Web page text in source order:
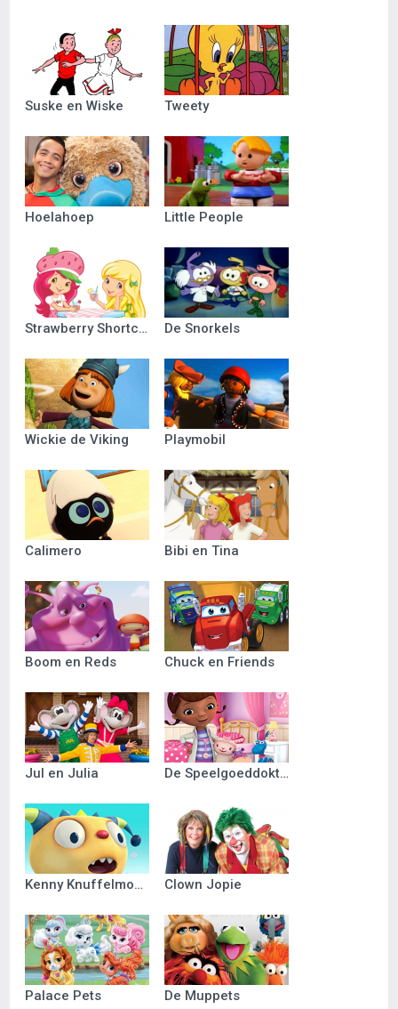
Suske en Wiske Tweety
Hoelahoep Little People
Strawberry Shortcake De Snorkels
Wickie de Viking Playmobil
Calimero Bibi en Tina
Boom en Reds Chuck en Friends
Jul en Julia De Speelgoeddokter
Kenny Knuffelmonster Clown Jopie
Palace Pets De Muppets